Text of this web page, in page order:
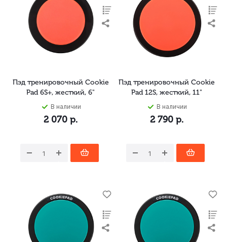
Пэд тренировочный Cookie
Pad 6S+, жесткий, 6"
В наличии
2 070 р.
Пэд тренировочный Cookie
Pad 12S, жесткий, 11"
В наличии
2 790р.